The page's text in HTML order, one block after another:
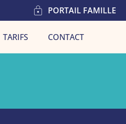
PORTAIL FAMILLE
TARIFS CONTACT